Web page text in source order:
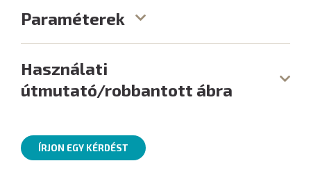
Paraméterek
Használati
útmutató/robbantott ábra
ÍRJON EGY KÉRDÉST